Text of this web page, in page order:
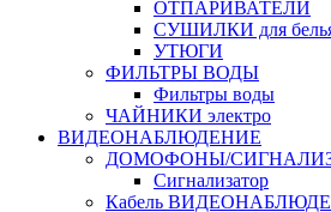
ОТПАРИВАТЕЛИ
СУШИЛКИ для
УТЮГИ
ФИЛЬТРЫ ВОДЫ
Фильтры воды
ЧАЙНИКИ электро
ВИДЕОНАБЛЮДЕНИЕ
ДОМОФОНЫ/
Сигнализатор
Кабель